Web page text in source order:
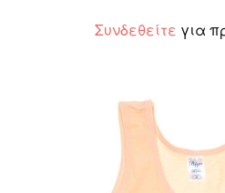
Συνδεθείτε για